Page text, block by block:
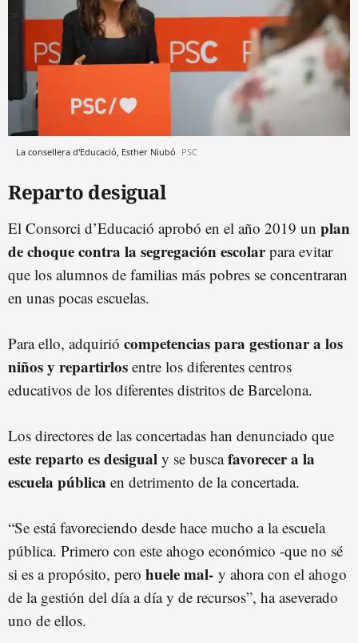
La consellera d'Educació, Esther Niubó PSC
Reparto desigual
El Consorci d’Educació aprobó en el año 2019 un plan
de choque contra la segregación escolarpara evitar
que los alumnos de familias más pobres se concentraran
en unas pocas escuelas.
Para ello, adquirió competencias para gestionar a los
niños y repartirlos entre los diferentes centros
educativos de los diferentes distritos de Barcelona.
Los directores de las concertadas han denunciado que
este reparto es desigual y se buscafavorecer a la
escuela pública en detrimento de la concertada.
“Se está favoreciendo desde hace mucho a la escuela
pública. Primero con este ahogo económico -que no sé
si es a propósito, pero huele mal- y ahora con el ahogo
de la gestión del día a día y de recursos”, ha aseverado
uno de ellos.